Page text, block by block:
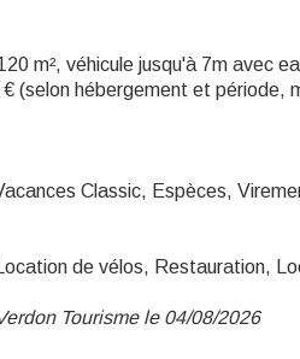
m², véhicule jusqu'à 7m avec
(selon hébergement et période,
Classic, Espèces,
de vélos, Restauration,
Tourisme le 04/08/2026